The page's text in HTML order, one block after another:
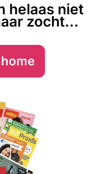
helaas niet
zocht...